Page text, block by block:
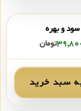
و بهره
تومان
سبد خرید